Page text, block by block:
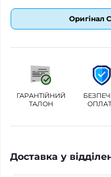
Оригінал
ГАРАНТІЙНИЙ
ТАЛОН
Доставка у